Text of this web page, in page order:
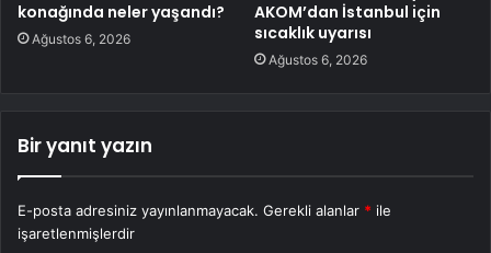
konağında neler yaşandı?
Ağustos 6, 2026
AKOM’dan İstanbul için
sıcaklık uyarısı
Ağustos 6, 2026
Bir yanıt yazın
E-posta adresiniz yayınlanmayacak. Gerekli alanlar * ile
işaretlenmişlerdir